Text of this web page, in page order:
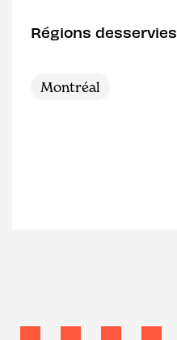
Régions desservies
Montréal